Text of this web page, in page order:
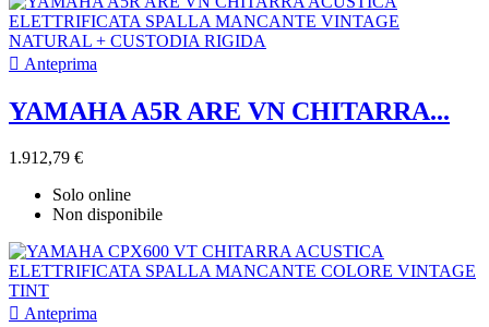
 Anteprima
YAMAHA A5R ARE VN CHITARRA...
1.912,79 €
Solo online
Non disponibile
 Anteprima